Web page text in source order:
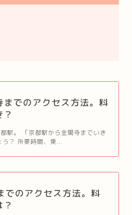
までのアクセス方法。料
駅。 「京都駅から金閣寺までいき
？ 所要時間、乗...
でのアクセス方法。料